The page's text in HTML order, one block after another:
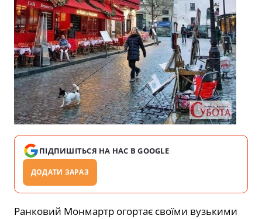
ПІДПИШІТЬСЯ НА НАС В GOOGLE
ДОДАТИ ЗАРАЗ
Ранковий Монмартр огортає своїми вузькими